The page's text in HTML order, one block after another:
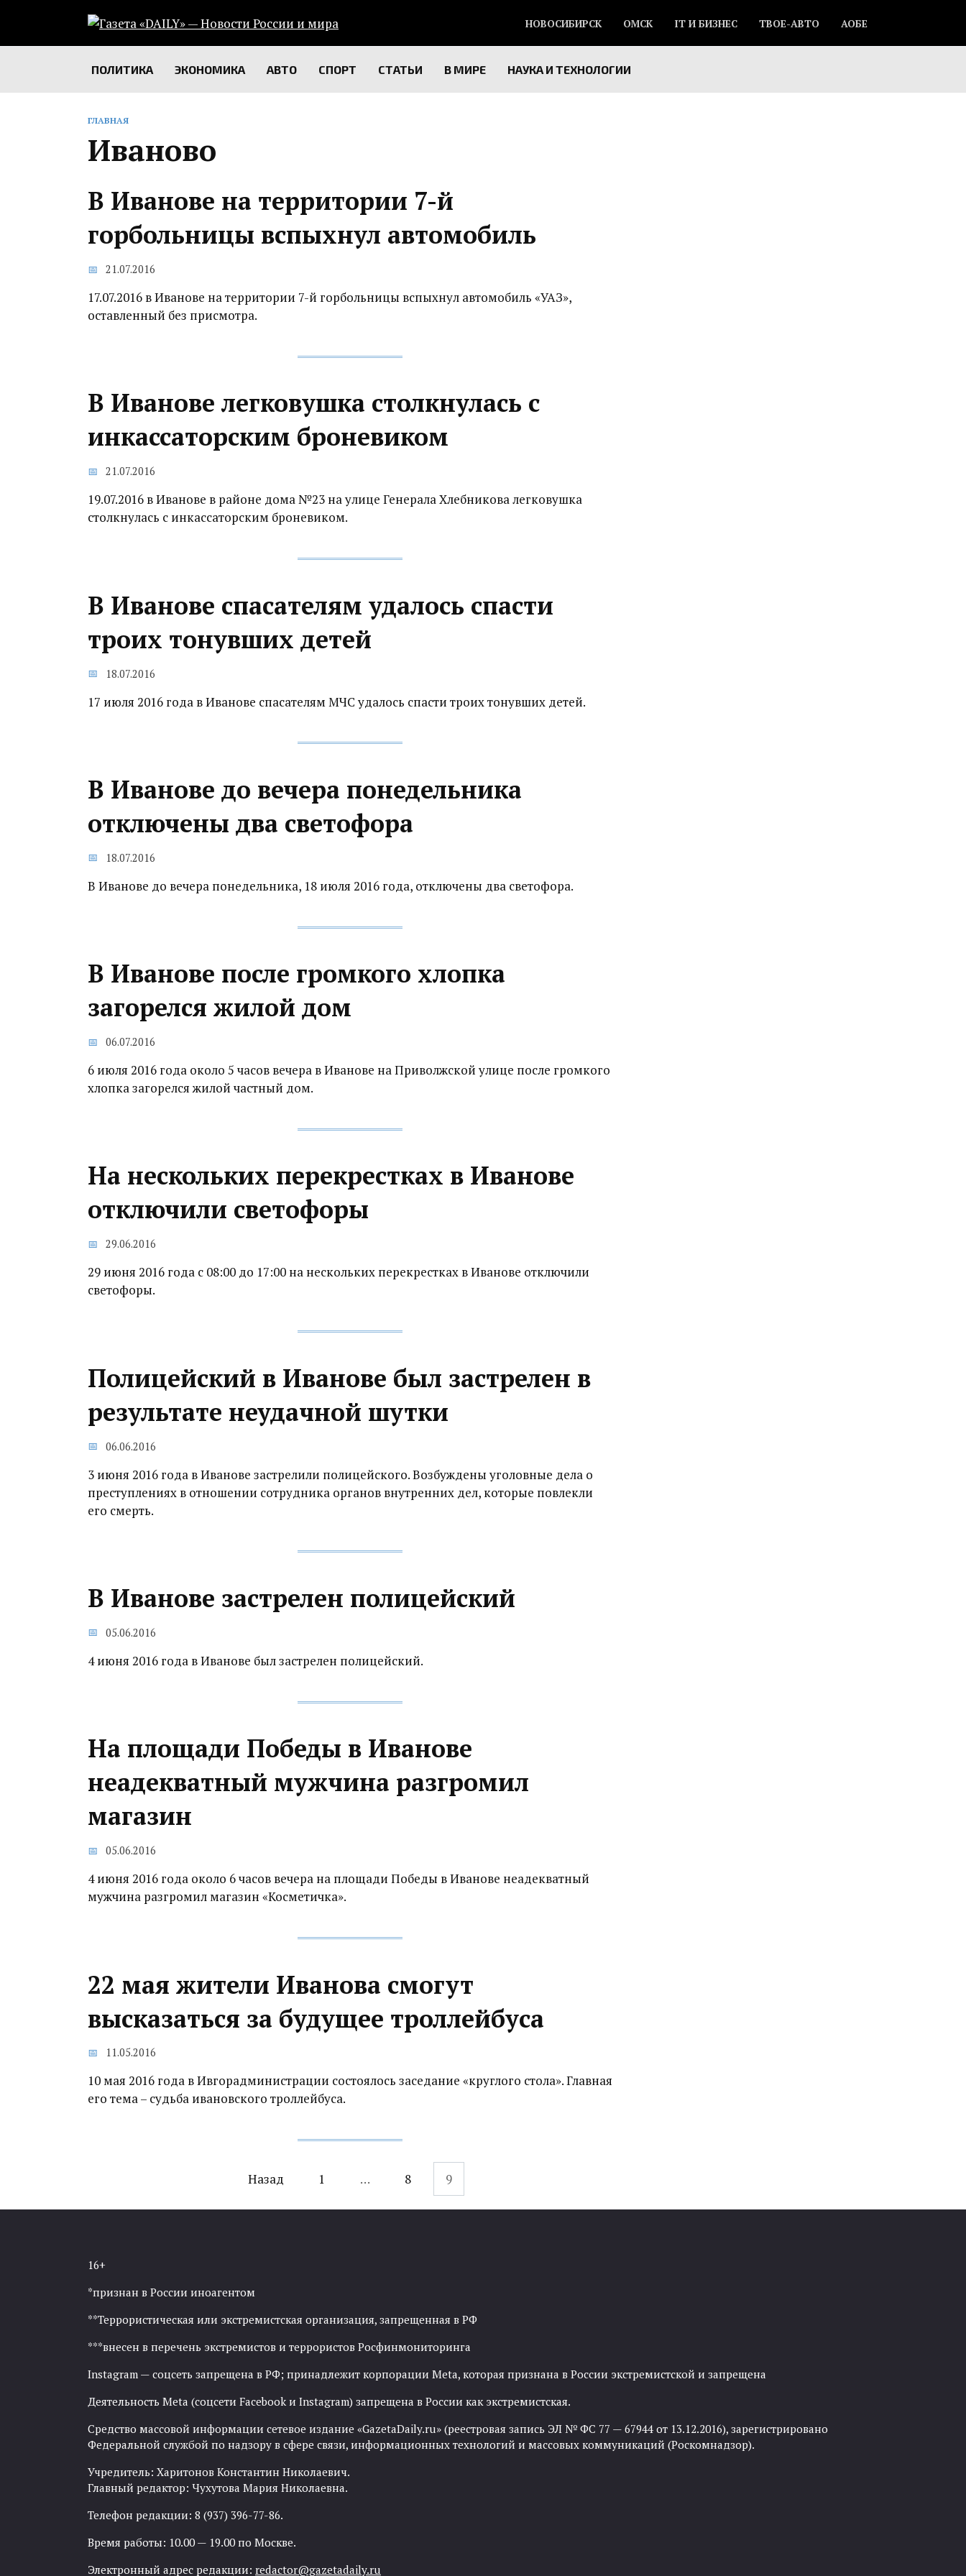
содержанию
НОВОСИБИРСК ОМСК IT И БИЗНЕС ТВОЕ-АВТО АОБЕ
ПОЛИТИКА ЭКОНОМИКА АВТО СПОРТ СТАТЬИ В МИРЕ НАУКА И ТЕХНОЛОГИИ
ГЛАВНАЯ
Иваново
В Иванове на территории 7-й
горбольницы вспыхнул автомобиль
21.07.2016
17.07.2016 в Иванове на территории 7-й горбольницы вспыхнул автомобиль «УАЗ»,
оставленный без присмотра.
В Иванове легковушка столкнулась с
инкассаторским броневиком
21.07.2016
19.07.2016 в Иванове в районе дома №23 на улице Генерала Хлебникова легковушка
столкнулась с инкассаторским броневиком.
В Иванове спасателям удалось спасти
троих тонувших детей
18.07.2016
17 июля 2016 года в Иванове спасателям МЧС удалось спасти троих тонувших детей.
В Иванове до вечера понедельника
отключены два светофора
18.07.2016
В Иванове до вечера понедельника, 18 июля 2016 года, отключены два светофора.
В Иванове после громкого хлопка
загорелся жилой дом
06.07.2016
6 июля 2016 года около 5 часов вечера в Иванове на Приволжской улице после громкого
хлопка загорелся жилой частный дом.
На нескольких перекрестках в Иванове
отключили светофоры
29.06.2016
29 июня 2016 года с 08:00 до 17:00 на нескольких перекрестках в Иванове отключили
светофоры.
Полицейский в Иванове был застрелен в
результате неудачной шутки
06.06.2016
3 июня 2016 года в Иванове застрелили полицейского. Возбуждены уголовные дела о
преступлениях в отношении сотрудника органов внутренних дел, которые повлекли
его смерть.
В Иванове застрелен полицейский
05.06.2016
4 июня 2016 года в Иванове был застрелен полицейский.
На площади Победы в Иванове
неадекватный мужчина разгромил
магазин
05.06.2016
4 июня 2016 года около 6 часов вечера на площади Победы в Иванове неадекватный
мужчина разгромил магазин «Косметичка».
22 мая жители Иванова смогут
высказаться за будущее троллейбуса
11.05.2016
10 мая 2016 года в Ивгорадминистрации состоялось заседание «круглого стола». Главная
его тема – судьба ивановского троллейбуса.
записям
Назад 1 … 8 9
16+
*признан в России иноагентом
**Террористическая или экстремистская организация, запрещенная в РФ
***внесен в перечень экстремистов и террористов Росфинмониторинга
Instagram — соцсеть запрещена в РФ; принадлежит корпорации Meta, которая признана в России экстремистской и запрещена
Деятельность Meta (соцсети Facebook и Instagram) запрещена в России как экстремистская.
Средство массовой информации сетевое издание «GazetaDaily.ru» (реестровая запись ЭЛ № ФС 77 — 67944 от 13.12.2016), зарегистрировано
Федеральной службой по надзору в сфере связи, информационных технологий и массовых коммуникаций (Роскомнадзор).
Учредитель: Харитонов Константин Николаевич.
Главный редактор: Чухутова Мария Николаевна.
Телефон редакции: 8 (937) 396-77-86.
Время работы: 10.00 — 19.00 по Москве.
Электронный адрес редакции: redactor@gazetadaily.ru